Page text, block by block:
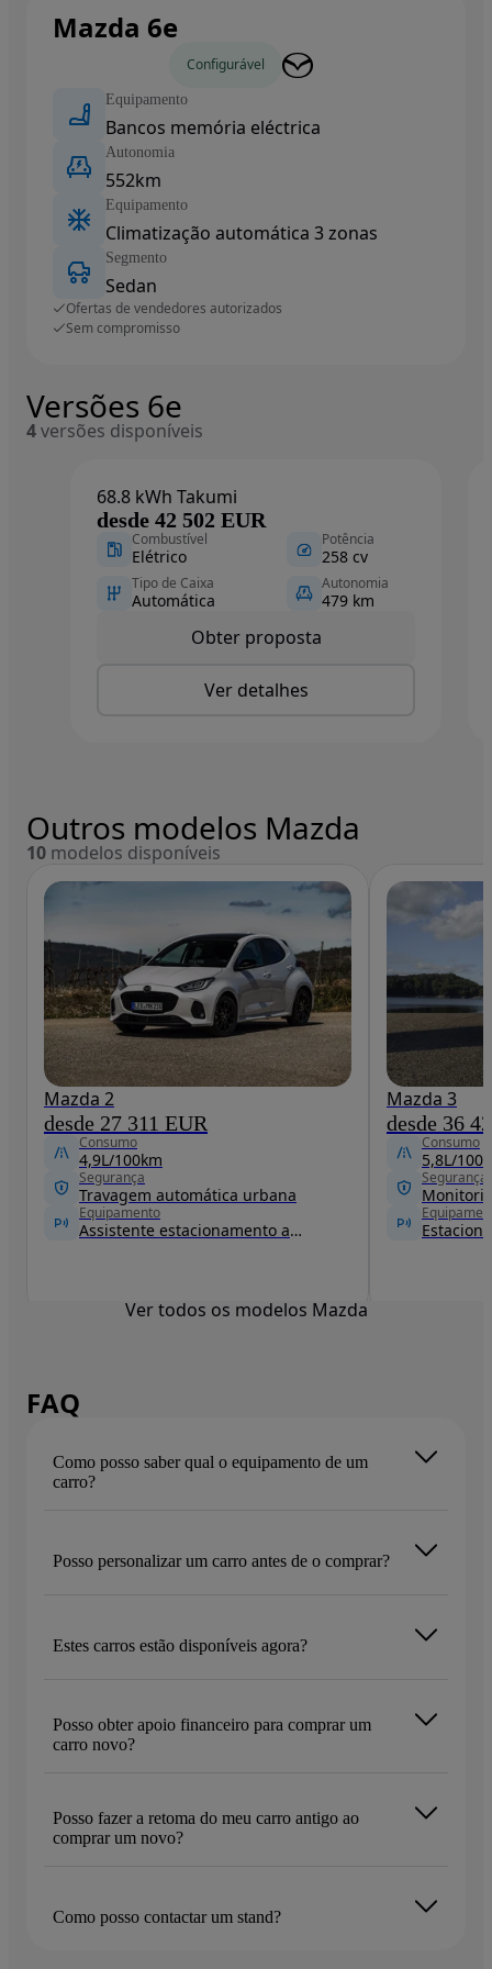
Mazda 6e
Configurável
Equipamento
Bancos memória eléctrica
Autonomia
552km
Equipamento
Climatização automática 3 zonas
Segmento
Sedan
Ofertas de vendedores autorizados
Sem compromisso
Versões 6e
4versões disponíveis
68.8 kWh Takumi
desde 42 502 EUR
Combustível
Elétrico
Potência
258 cv
Tipo de Caixa
Automática
Autonomia
479 km
Obter proposta
Ver detalhes
Outros modelos Mazda
10 modelos disponíveis
Mazda 2
desde 27 311 EUR
Consumo
4,9L/100km
Segurança
Travagem automática urbana
Equipamento
Assistente estacionamento automático
Mazda 3
desde 36
Consumo
5,8L/
Segurança
Ver todos os modelos Mazda
FAQ
Como posso saber qual o equipamento de um
carro?
Posso personalizar um carro antes de o comprar?
Estes carros estão disponíveis agora?
Posso obter apoio financeiro para comprar um
carro novo?
Posso fazer a retoma do meu carro antigo ao
comprar um novo?
Como posso contactar um stand?